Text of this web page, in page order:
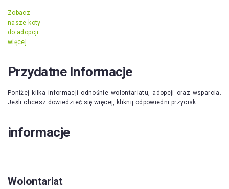
Zobacz
nasze koty
do adopcji
więcej
Przydatne Informacje
Poniżej kilka informacji odnośnie wolontariatu, adopcji oraz wsparcia.
Jeśli chcesz dowiedzieć się więcej, kliknij odpowiedni przycisk
informacje
Wolontariat